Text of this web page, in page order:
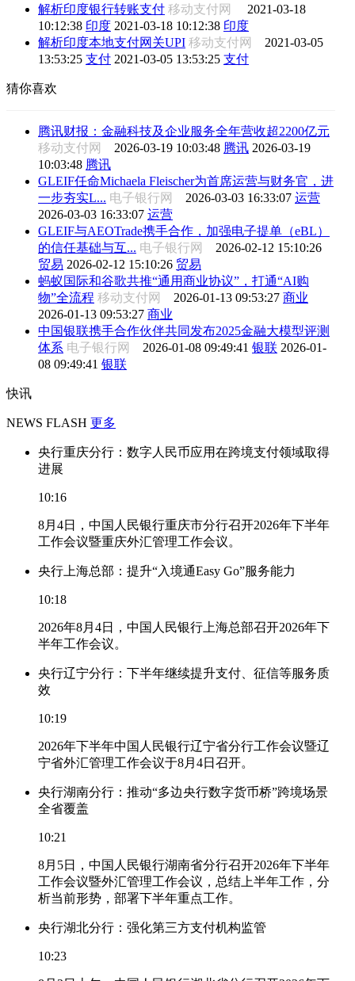
解析印度银行转账支付 移动支付网 2021-03-18
10:12:38 印度 2021-03-18 10:12:38 印度
解析印度本地支付网关UPI 移动支付网 2021-03-05
13:53:25 支付 2021-03-05 13:53:25 支付
猜你喜欢
腾讯财报：金融科技及企业服务全年营收超2200亿元
移动支付网 2026-03-19 10:03:48 腾讯 2026-03-19
10:03:48 腾讯
GLEIF任命Michaela Fleischer为首席运营与财务官，进
一步夯实L... 电子银行网 2026-03-03 16:33:07 运营
2026-03-03 16:33:07 运营
GLEIF与AEOTrade携手合作，加强电子提单（eBL）
的信任基础与互... 电子银行网 2026-02-12 15:10:26
贸易 2026-02-12 15:10:26 贸易
蚂蚁国际和谷歌共推“通用商业协议”，打通“AI购
物”全流程 移动支付网 2026-01-13 09:53:27 商业
2026-01-13 09:53:27 商业
中国银联携手合作伙伴共同发布2025金融大模型评测
体系 电子银行网 2026-01-08 09:49:41 银联 2026-01-
08 09:49:41 银联
快讯
NEWS FLASH 更多
央行重庆分行：数字人民币应用在跨境支付领域取得
进展
10:16
8月4日，中国人民银行重庆市分行召开2026年下半年
工作会议暨重庆外汇管理工作会议。
央行上海总部：提升“入境通Easy Go”服务能力
10:18
2026年8月4日，中国人民银行上海总部召开2026年下
半年工作会议。
央行辽宁分行：下半年继续提升支付、征信等服务质
效
10:19
2026年下半年中国人民银行辽宁省分行工作会议暨辽
宁省外汇管理工作会议于8月4日召开。
央行湖南分行：推动“多边央行数字货币桥”跨境场景
全省覆盖
10:21
8月5日，中国人民银行湖南省分行召开2026年下半年
工作会议暨外汇管理工作会议，总结上半年工作，分
析当前形势，部署下半年重点工作。
央行湖北分行：强化第三方支付机构监管
10:23